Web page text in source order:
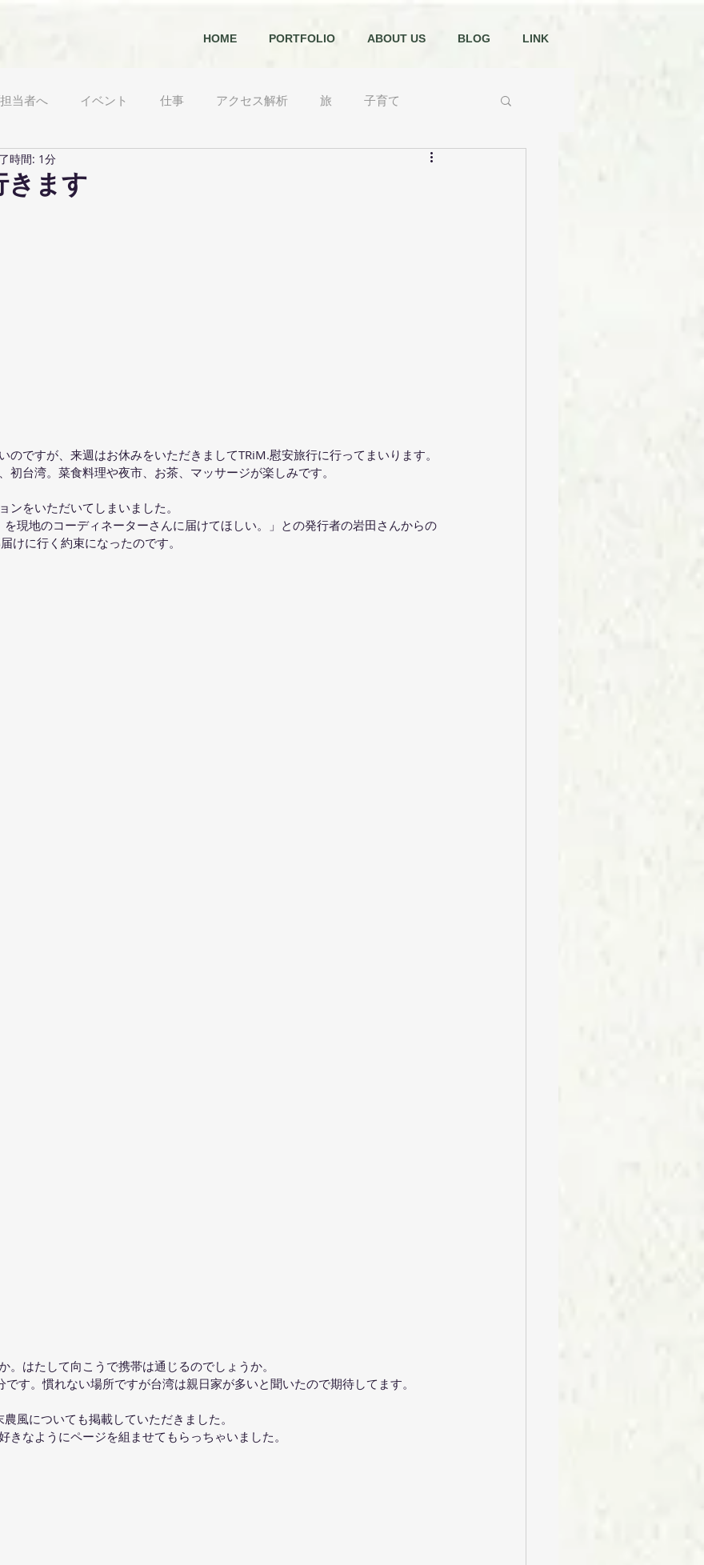
HOME PORTFOLIO ABOUT US BLOG LINK
当者へ イベント 仕事 アクセス解析 旅 子育て
農 日々
きます
時間: 1分
のですが、来週はお休みをいただきましてTRiM.慰安旅行に行ってまいります。
初台湾。菜食料理や夜市、お茶、マッサージが楽しみです。
ンをいただいてしまいました。
を現地のコーディネーターさんに届けてほしい。」との発行者の岩田さんからの
けに行く約束になったのです。
。はたして向こうで携帯は通じるのでしょうか。
です。慣れない場所ですが台湾は親日家が多いと聞いたので期待してます。
風についても掲載していただきました。
きなようにページを組ませてもらっちゃいました。